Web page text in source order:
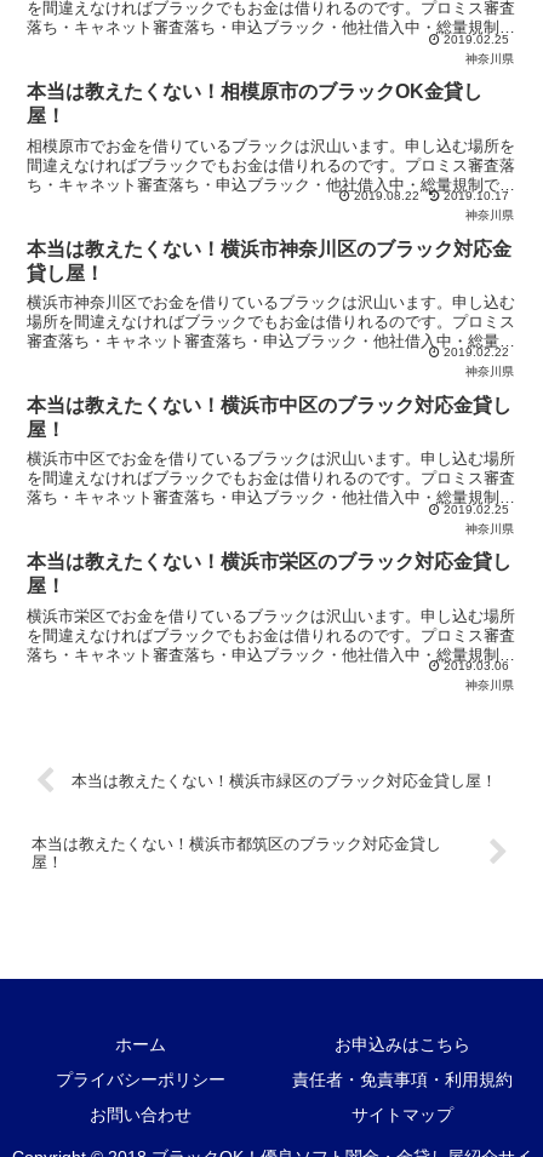
を間違えなければブラックでもお金は借りれるのです。プロミス審査
落ち・キャネット審査落ち・申込ブラック・他社借入中・総量規制で
悩んでいるブラックは当サイトの優良金貸し屋から即日融資を受けま
2019.02.25
神奈川県
本当は教えたくない！相模原市のブラックOK金貸し
屋！
相模原市でお金を借りているブラックは沢山います。申し込む場所を
間違えなければブラックでもお金は借りれるのです。プロミス審査落
ち・キャネット審査落ち・申込ブラック・他社借入中・総量規制で悩
んでいるブラックは当サイトの優良金貸し屋から即日融資を受けまし
2019.08.22
2019.10.17
神奈川県
本当は教えたくない！横浜市神奈川区のブラック対応金
貸し屋！
横浜市神奈川区でお金を借りているブラックは沢山います。申し込む
場所を間違えなければブラックでもお金は借りれるのです。プロミス
審査落ち・キャネット審査落ち・申込ブラック・他社借入中・総量規
制で悩んでいるブラックは当サイトの優良金貸し屋から即日融資を受
2019.02.22
神奈川県
本当は教えたくない！横浜市中区のブラック対応金貸し
屋！
横浜市中区でお金を借りているブラックは沢山います。申し込む場所
を間違えなければブラックでもお金は借りれるのです。プロミス審査
落ち・キャネット審査落ち・申込ブラック・他社借入中・総量規制で
悩んでいるブラックは当サイトの優良金貸し屋から即日融資を受けま
2019.02.25
神奈川県
本当は教えたくない！横浜市栄区のブラック対応金貸し
屋！
横浜市栄区でお金を借りているブラックは沢山います。申し込む場所
を間違えなければブラックでもお金は借りれるのです。プロミス審査
落ち・キャネット審査落ち・申込ブラック・他社借入中・総量規制で
悩んでいるブラックは当サイトの優良金貸し屋から即日融資を受けま
2019.03.06
神奈川県
本当は教えたくない！横浜市緑区のブラック対応金貸し屋！
本当は教えたくない！横浜市都筑区のブラック対応金貸し
屋！
ホーム
お申込みはこちら
プライバシーポリシー
責任者・免責事項・利用規約
お問い合わせ
サイトマップ